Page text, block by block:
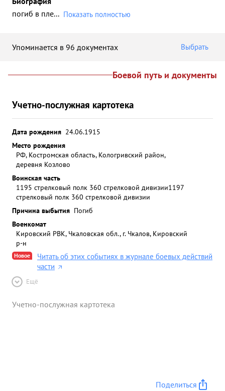
погиб в пле... Показать полностью
Упоминается в 96 документах Выбрать
Боевой путь и документы
Учетно-послужная картотека
Дата рождения 24.06.1915
Место рождения
РФ, Костромская область, Кологривский район,
деревня Козлово
Воинская часть
1195 стрелковый полк 360 стрелковой дивизии1197
стрелковый полк 360 стрелковой дивизии
Причина выбытия Погиб
Военкомат
Кировский РВК, Чкаловская обл., г. Чкалов, Кировский
р-н
Новое
Читать об этих событиях в журнале боевых действий
части
Ещё
Учетно-послужная картотека
Поделиться